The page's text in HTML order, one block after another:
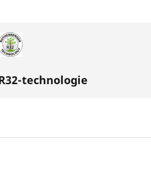
technologie